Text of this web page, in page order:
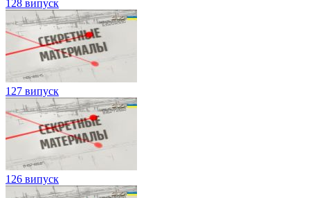
128 випуск
127 випуск
126 випуск